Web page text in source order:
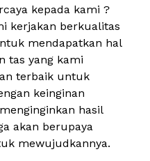
kepada kami ?
kerjakan berkualitas
mendapatkan hal
tas yang kami
terbaik untuk
keinginan
hasil
akan berupaya
mewujudkannya.